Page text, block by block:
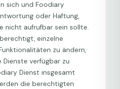
sich und Foodiary
oder Haftung,
nicht aufrufbar sein sollte.
einzelne
zu ändern,
Dienste verfügbar zu
Dienst insgesamt
die berechtigten